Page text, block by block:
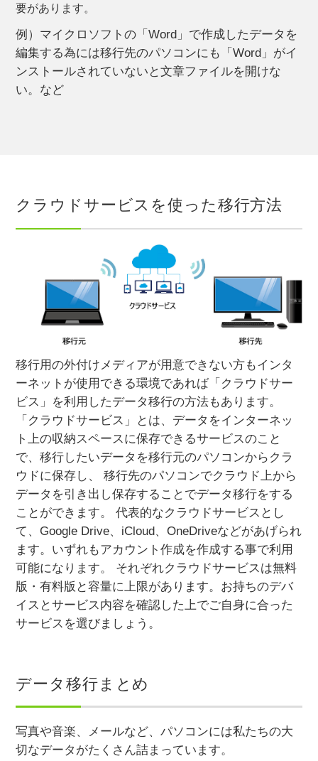
要があります。
例）マイクロソフトの「Word」で作成したデータを
編集する為には移行先のパソコンにも「Word」がイ
ンストールされていないと文章ファイルを開けな
い。など
クラウドサービスを使った移行方法
移行用の外付けメディアが用意できない方もインタ
ーネットが使用できる環境であれば「クラウドサー
ビス」を利用したデータ移行の方法もあります。
「クラウドサービス」とは、データをインターネッ
ト上の収納スペースに保存できるサービスのこと
で、移行したいデータを移行元のパソコンからクラ
ウドに保存し、 移行先のパソコンでクラウド上から
データを引き出し保存することでデータ移行をする
ことができます。 代表的なクラウドサービスとし
て、Google Drive、iCloud、OneDriveなどがあげられ
ます。いずれもアカウント作成を作成する事で利用
可能になります。 それぞれクラウドサービスは無料
版・有料版と容量に上限があります。お持ちのデバ
イスとサービス内容を確認した上でご自身に合った
サービスを選びましょう。
データ移行まとめ
写真や音楽、メールなど、パソコンには私たちの大
切なデータがたくさん詰まっています。